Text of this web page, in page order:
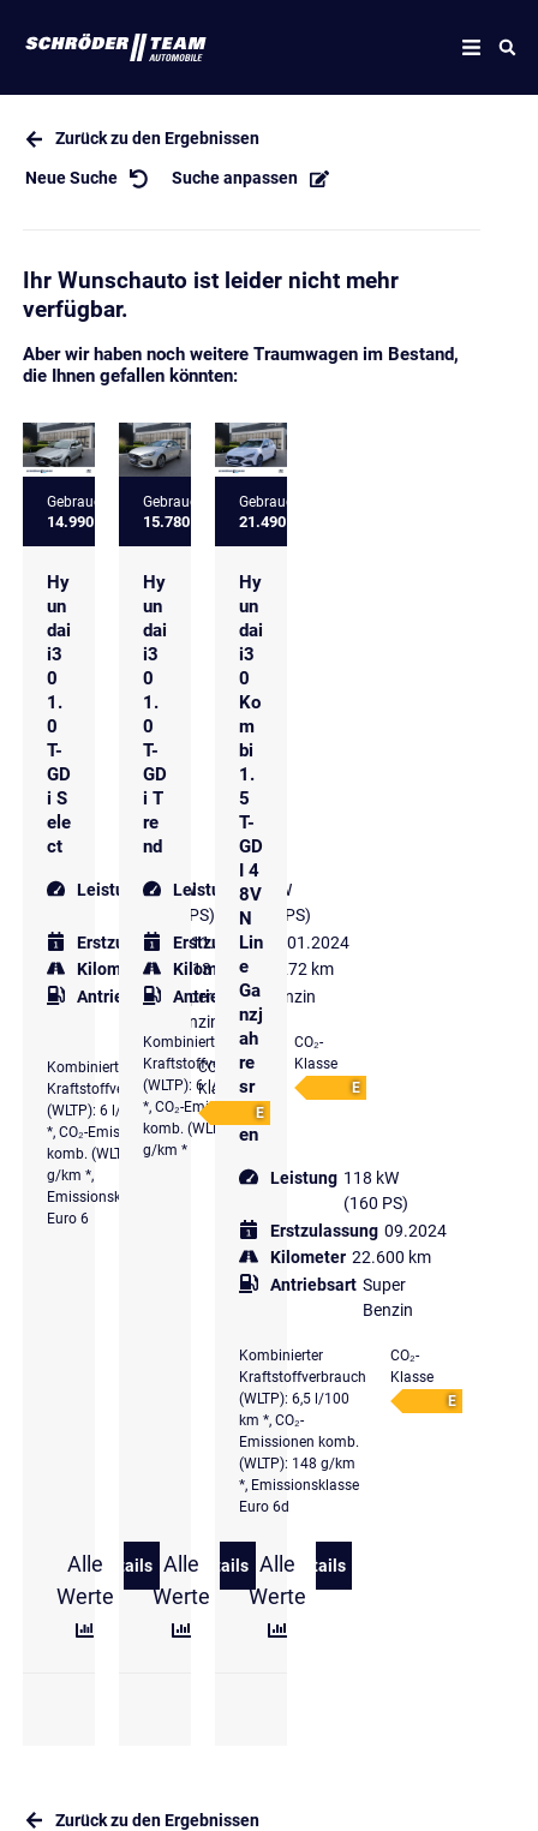
Zurück zu den Ergebnissen
Neue Suche Suche anpassen
Ihr Wunschauto ist leider nicht mehr
verfügbar.
Aber wir haben noch weitere Traumwagen im Bestand,
die Ihnen gefallen könnten:
Gebrauchtfahrzeug
14.990 €
Hy
un
dai
i3
0
1.
0
T-
GD
i S
ele
ct
Leistung 88 kW
(120 PS)
Erstzulassung 11.2022
Kilometer 45.713 km
Antriebsart
Super
Benzin
Kombinierter
Kraftstoffverbrauch
(WLTP): 6 l/100 km
*, CO₂-Emissionen
komb. (WLTP): 137
g/km *,
Emissionsklasse
Euro 6
CO₂-
Klasse
E
Alle
Werte
Details
zu Hyundai i30 1.0 T-GDi Select
Gebrauchtfahrzeug
15.780 €
Hy
un
dai
i3
0
1.
0
T-
GD
i T
re
nd
Leistung 88 kW
(120 PS)
Erstzulassung
01.2024
Kilometer
63.272 km
Antriebsart
Benzin
Kombinierter
Kraftstoffverbrauch
(WLTP): 6 l/100 km
*, CO₂-Emissionen
komb. (WLTP): 137
g/km *
CO₂-
Klasse
E
Alle
Werte
Details
zu Hyundai i30 1.0 T-GDi Trend
Gebrauchtfahrzeug
21.490 €
Hy
un
dai
i3
0
Ko
m
bi
1.
5
T-
GD
I 4
8V
N
Lin
e
Ga
nzj
ah
re
sr
eif
en
Leistung 118 kW
(160 PS)
Erstzulassung 09.2024
Kilometer 22.600 km
Antriebsart Super
Benzin
Kombinierter
Kraftstoffverbrauch
(WLTP): 6,5 l/100
km *, CO₂-
Emissionen komb.
(WLTP): 148 g/km
*, Emissionsklasse
Euro 6d
CO₂-
Klasse
E
Alle
Werte
Details
zu Hyundai i30 Kombi 1.5
Zurück zu den Ergebnissen